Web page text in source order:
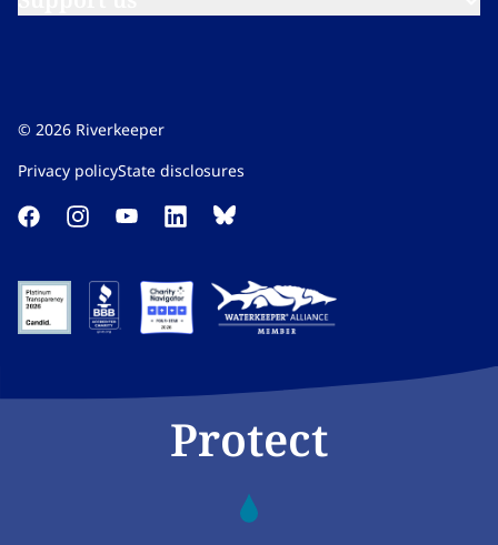
© 2026 Riverkeeper
Privacy policy​​​​‌ ‍ ​‍​‍‌‍ ‌ ​‍‌‍‍‌‌‍‌ ‌‍‍‌‌‍ ‍​‍​‍​ ‍‍​‍​‍‌ ​ ‌‍​‌‌‍ ‍‌‍‍‌‌ ‌​‌ ‍‌​‍ ‍‌‍‍‌‌‍ ​‍​‍​‍ ​​‍​‍‌‍‍​‌ ​‍‌‍‌‌‌‍‌‍​‍​‍​ ‍‍​‍​‍‌‍‍​‌ ‌​‌ ‌​‌ ​​‌ ​ ​ ‍‍​‍ ​‍ ‌‍​ ‌‍ ‌‌ ​ ​‍ ‍‌‍ ‌‌‍​‌‌‍‍‌‌‍ ‍​‍ ‍​ ​‍​ ​​​ ​‍​ ‌​‌ ​‍‌‍‌‌‌‍‌​‌‍‌‌‌ ​ ‌‍‍‌‌‍‌ ‌‍ ‍​‍ ‍‌ ​‍‌‍‍‌‌ ‌‍‌‍‌‌‌ ​‍‌‍‍ ‌‍‌‌‌‍‌‌‌ ​​‌‍‌‌‌ ​‍​‍ ‍‌‍ ‌ ​‍‌‍‌ ​‍ ‌‍‍‌‌‍ ‍‌ ‌​‌‍‌‌‌‍ ‍‌ ‌​​‍ ‌‍‌‌‌‍‌​‌‍‍‌‌ ‌​​‍ ‌‍ ‌‌‍ ‌‍‌​‌‍‌‌​ ‌‌ ​​‌ ​‍‌‍‌‌‌ ​ ‌‍‌‌‌‍ ‍‌ ‌​‌‍​‌‌ ‌​‌‍‍‌‌‍ ‌‍ ‍​ ‍ ‌‍‍‌‌‍‌​​ ‌‌‍‌‍‌‍ ‌‍ ‌ ‌​‌‍‌‌‌ ​‍​ ‍ ‌ ‌​‌ ‍‌‌ ​​‌‍‌‌​ ‌‌‍‌‍‌‍ ‌‍ ‌ ‌​‌‍‌‌‌ ​‍​ ‍ ‌ ​​‌‍​‌‌ ‌​‌‍‍​​ ‌‌‍​‌‌‍‌​‌‍‌​‌‍‍‌‌ ‌​‌‍‍‌‌‍ ‌‍ ‍‌‍​‌‌‍ ​‌​ ​‌‍‍‌‌‍ ‍‌‍‍ ‌ ​ ​‍‌‌​ ‌‌‌​​‍‌‌ ‌‍‍ ‌‍‌‌‌ ‍‌​‍‌‌​ ​ ‌​‌​​‍‌‌​ ​ ‌​‌​​‍‌‌​ ​‍​ ​‍‌‍​ ‌‍‌‍​ ​​​ ​‍​ ​‌​ ‌‍​ ‍‌​ ‌​​ ‌​‌‍​‌​ ​‍‌‍​ ​‍‌‌​ ​‍​ ​‍​‍‌‌​ ‌‌‌​‌​​‍ ‍‌ ‌​‌‍‌‌‌ ‍​‌ ‌​​ ‌‍​‍‌‍​‌‌ ​ ‌‍‌‌‌‌‌‌‌ ​‍‌‍ ​​ ‌‌‍‍​‌ ‌​‌ ‌​‌ ​​‌ ​ ​‍‌‌​ ​ ‌​​‌​‍‌‌​ ​‍‌​‌‍​‍‌‌​ ​‍‌​‌‍‌‍​ ‌‍ ‌‌ ​ ​‍ ‍‌‍ ‌‌‍​‌‌‍‍‌‌‍ ‍​‍ ‍​ ​‍​ ​​​ ​‍​ ‌​‌ ​‍‌‍‌‌‌‍‌​‌‍‌‌‌ ​ ‌‍‍‌‌‍‌ ‌‍ ‍​‍ ‍‌ ​‍‌‍‍‌‌ ‌‍‌‍‌‌‌ ​‍‌‍‍ ‌‍‌‌‌‍‌‌‌ ​​‌‍‌‌‌ ​‍​‍ ‍‌‍ ‌ ​‍‌‍‌ ​‍‌‍‌‍‍‌‌‍‌​​ ‌‌‍‌‍‌‍ ‌‍ ‌ ‌​‌‍‌‌‌ ​‍​‍‌‍‌ ‌​‌ ‍‌‌ ​​‌‍‌‌​ ‌‌‍‌‍‌‍ ‌‍ ‌ ‌​‌‍‌‌‌ ​‍​‍‌‍‌ ​​‌‍​‌‌ ‌​‌‍‍​​ ‌‌‍​‌‌‍‌​‌‍‌​‌‍‍‌‌ ‌​‌‍‍‌‌‍ ‌‍ ‍‌‍​‌‌‍ ​‌​ ​‌‍‍‌‌‍ ‍‌‍‍ ‌ ​ ​‍‌‌​ ‌‌‌​​‍‌‌ ‌‍‍ ‌‍‌‌‌ ‍‌​‍‌‌​ ​ ‌​‌​​‍‌‌​ ​ ‌​‌​​‍‌‌​ ​‍​ ​‍‌‍​ ‌‍‌‍​ ​​​ ​‍​ ​‌​ ‌‍​ ‍‌​ ‌​​ ‌​‌‍​‌​ ​‍‌‍​ ​‍‌‌​ ​‍​ ​‍​‍‌‌​ ‌‌‌​‌​​‍ ‍‌ ‌​‌‍‌‌‌ ‍​‌ ‌​​‍‌‍‌ ​​‌‍‌‌‌ ​‍‌ ​ ‌ ​​‌‍‌‌‌‍​ ‌ ‌​‌‍‍‌‌ ‌‍‌‍‌‌​ ‌‌ ​​‌ ‌‌‌‍​‍‌‍ ​‌‍‍‌‌ ​ ‌‍‍​‌‍‌‌‌‍‌​​‍​‍‌ ‌State disclosures​​​​‌ ‍ ​‍​‍‌‍ ‌ ​‍‌‍‍‌‌‍‌ ‌‍‍‌‌‍ ‍​‍​‍​ ‍‍​‍​‍‌ ​ ‌‍​‌‌‍ ‍‌‍‍‌‌ ‌​‌ ‍‌​‍ ‍‌‍‍‌‌‍ ​‍​‍​‍ ​​‍​‍‌‍‍​‌ ​‍‌‍‌‌‌‍‌‍​‍​‍​ ‍‍​‍​‍‌‍‍​‌ ‌​‌ ‌​‌ ​​‌ ​ ​ ‍‍​‍ ​‍ ‌‍​ ‌‍ ‌‌ ​ ​‍ ‍‌‍ ‌‌‍​‌‌‍‍‌‌‍ ‍​‍ ‍​ ​‍​ ​​​ ​‍​ ‌​‌ ​‍‌‍‌‌‌‍‌​‌‍‌‌‌ ​ ‌‍‍‌‌‍‌ ‌‍ ‍​‍ ‍‌ ​‍‌‍‍‌‌ ‌‍‌‍‌‌‌ ​‍‌‍‍ ‌‍‌‌‌‍‌‌‌ ​​‌‍‌‌‌ ​‍​‍ ‍‌‍ ‌ ​‍‌‍‌ ​‍ ‌‍‍‌‌‍ ‍‌ ‌​‌‍‌‌‌‍ ‍‌ ‌​​‍ ‌‍‌‌‌‍‌​‌‍‍‌‌ ‌​​‍ ‌‍ ‌‌‍ ‌‍‌​‌‍‌‌​ ‌‌ ​​‌ ​‍‌‍‌‌‌ ​ ‌‍‌‌‌‍ ‍‌ ‌​‌‍​‌‌ ‌​‌‍‍‌‌‍ ‌‍ ‍​ ‍ ‌‍‍‌‌‍‌​​ ‌‌‍‌‍‌‍ ‌‍ ‌ ‌​‌‍‌‌‌ ​‍​ ‍ ‌ ‌​‌ ‍‌‌ ​​‌‍‌‌​ ‌‌‍‌‍‌‍ ‌‍ ‌ ‌​‌‍‌‌‌ ​‍​ ‍ ‌ ​​‌‍​‌‌ ‌​‌‍‍​​ ‌‌‍​‌‌‍‌​‌‍‌​‌‍‍‌‌ ‌​‌‍‍‌‌‍ ‌‍ ‍‌‍​‌‌‍ ​‌​ ​‌‍‍‌‌‍ ‍‌‍‍ ‌ ​ ​‍‌‌​ ‌‌‌​​‍‌‌ ‌‍‍ ‌‍‌‌‌ ‍‌​‍‌‌​ ​ ‌​‌​​‍‌‌​ ​ ‌​‌​​‍‌‌​ ​‍​ ​‍​ ‌‍‌‍​ ‌‍‌‌​ ‍​‌‍‌‌​ ​​‌‍‌​​ ​‍‌‍​‌​ ‌​​ ‍​​ ‍​​‍‌‌​ ​‍​ ​‍​‍‌‌​ ‌‌‌​‌​​‍ ‍‌ ‌​‌‍‌‌‌ ‍​‌ ‌​​ ‌‍​‍‌‍​‌‌ ​ ‌‍‌‌‌‌‌‌‌ ​‍‌‍ ​​ ‌‌‍‍​‌ ‌​‌ ‌​‌ ​​‌ ​ ​‍‌‌​ ​ ‌​​‌​‍‌‌​ ​‍‌​‌‍​‍‌‌​ ​‍‌​‌‍‌‍​ ‌‍ ‌‌ ​ ​‍ ‍‌‍ ‌‌‍​‌‌‍‍‌‌‍ ‍​‍ ‍​ ​‍​ ​​​ ​‍​ ‌​‌ ​‍‌‍‌‌‌‍‌​‌‍‌‌‌ ​ ‌‍‍‌‌‍‌ ‌‍ ‍​‍ ‍‌ ​‍‌‍‍‌‌ ‌‍‌‍‌‌‌ ​‍‌‍‍ ‌‍‌‌‌‍‌‌‌ ​​‌‍‌‌‌ ​‍​‍ ‍‌‍ ‌ ​‍‌‍‌ ​‍‌‍‌‍‍‌‌‍‌​​ ‌‌‍‌‍‌‍ ‌‍ ‌ ‌​‌‍‌‌‌ ​‍​‍‌‍‌ ‌​‌ ‍‌‌ ​​‌‍‌‌​ ‌‌‍‌‍‌‍ ‌‍ ‌ ‌​‌‍‌‌‌ ​‍​‍‌‍‌ ​​‌‍​‌‌ ‌​‌‍‍​​ ‌‌‍​‌‌‍‌​‌‍‌​‌‍‍‌‌ ‌​‌‍‍‌‌‍ ‌‍ ‍‌‍​‌‌‍ ​‌​ ​‌‍‍‌‌‍ ‍‌‍‍ ‌ ​ ​‍‌‌​ ‌‌‌​​‍‌‌ ‌‍‍ ‌‍‌‌‌ ‍‌​‍‌‌​ ​ ‌​‌​​‍‌‌​ ​ ‌​‌​​‍‌‌​ ​‍​ ​‍​ ‌‍‌‍​ ‌‍‌‌​ ‍​‌‍‌‌​ ​​‌‍‌​​ ​‍‌‍​‌​ ‌​​ ‍​​ ‍​​‍‌‌​ ​‍​ ​‍​‍‌‌​ ‌‌‌​‌​​‍ ‍‌ ‌​‌‍‌‌‌ ‍​‌ ‌​​‍‌‍‌ ​​‌‍‌‌‌ ​‍‌ ​ ‌ ​​‌‍‌‌‌‍​ ‌ ‌​‌‍‍‌‌ ‌‍‌‍‌‌​ ‌‌ ​​‌ ‌‌‌‍​‍‌‍ ​‌‍‍‌‌ ​ ‌‍‍​‌‍‌‌‌‍‌​​‍​‍‌ ‌
Protect